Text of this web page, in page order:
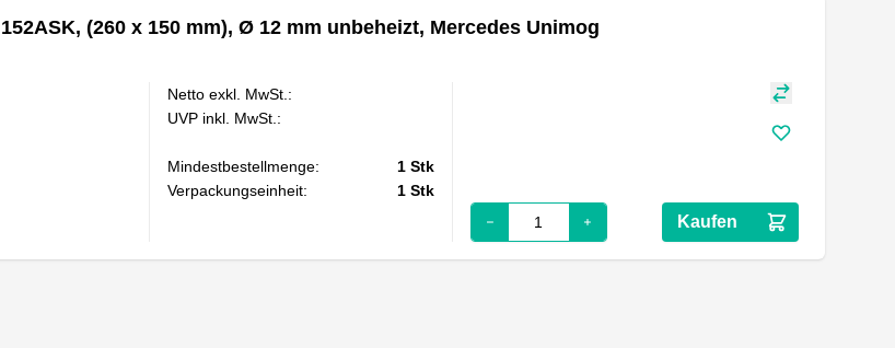
(260 x 150 mm), Ø 12 mm unbeheizt, Mercedes Unimog
Netto exkl. MwSt.:
UVP inkl. MwSt.:
Mindestbestellmenge: 1 Stk
Verpackungseinheit:
1 Stk
Kaufen